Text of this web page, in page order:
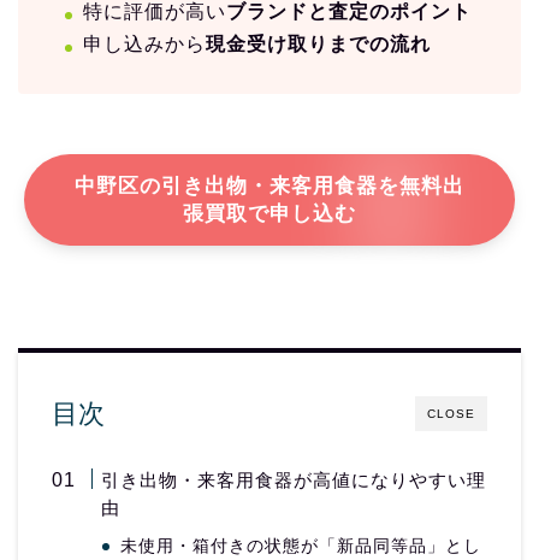
特に評価が高いブランドと査定のポイント
申し込みから現金受け取りまでの流れ
中野区の引き出物・来客用食器を無料出
張買取で申し込む
CLOSE
目次
引き出物・来客用食器が高値になりやすい理
由
未使用・箱付きの状態が「新品同等品」とし